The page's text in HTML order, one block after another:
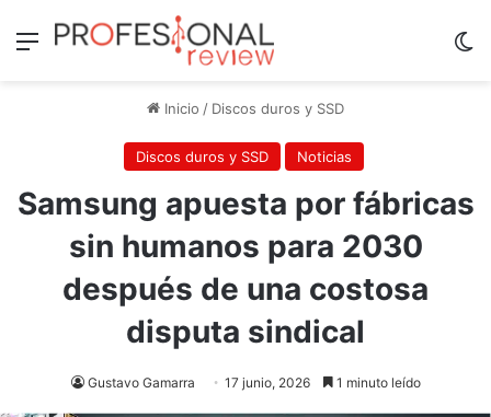
Menú
Inicio / Discos duros y SSD
Discos duros y SSD Noticias
Samsung apuesta por fábricas
sin humanos para 2030
después de una costosa
disputa sindical
Gustavo Gamarra 17 junio, 2026 1 minuto leído